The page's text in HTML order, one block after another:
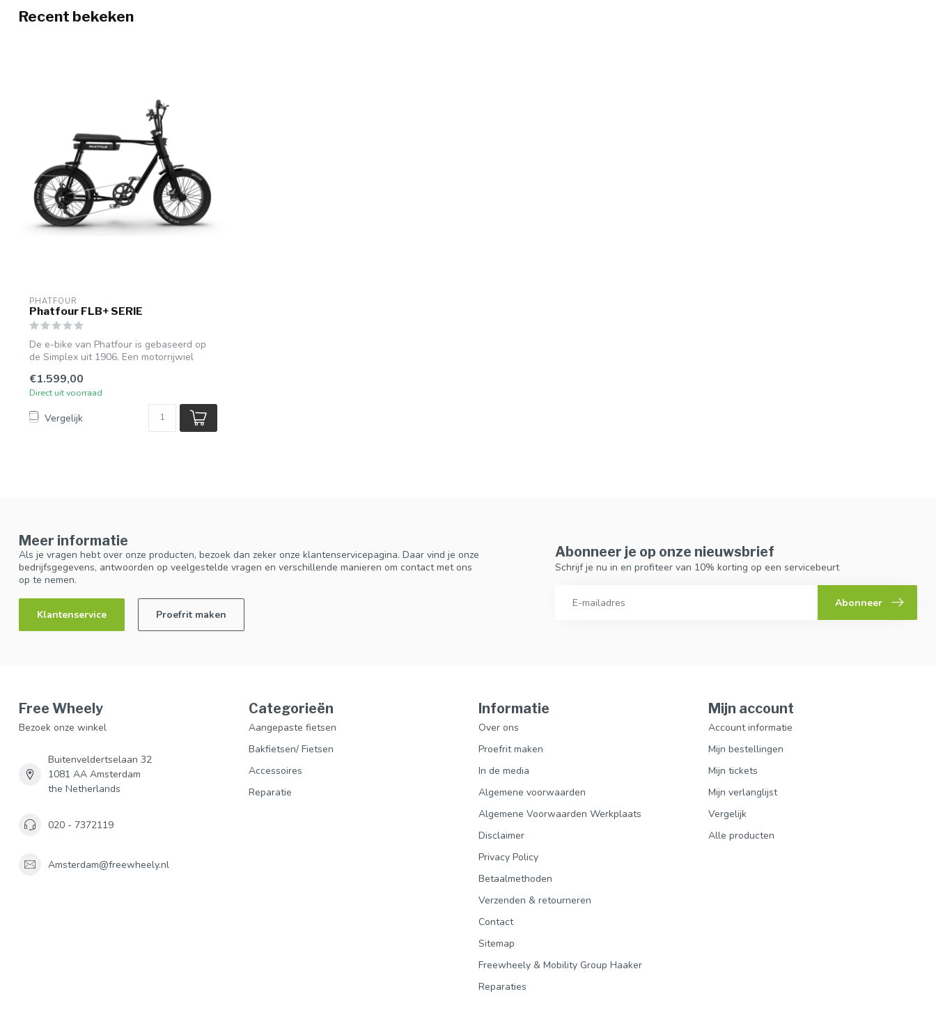
Recent bekeken
PHATFOUR
Phatfour FLB+ SERIE
De e-bike van Phatfour is gebaseerd op
de Simplex uit 1906. Een motorrijwiel
€1.599,00
Direct uit voorraad
Vergelijk
Meer informatie
Als je vragen hebt over onze producten, bezoek dan zeker onze klantenservicepagina. Daar vind je onze
bedrijfsgegevens, antwoorden op veelgestelde vragen en verschillende manieren om contact met ons
op te nemen.
Klantenservice Proefrit maken
Abonneer je op onze nieuwsbrief
Schrijf je nu in en profiteer van 10% korting op een servicebeurt
Abonneer
Free Wheely
Bezoek onze winkel
Buitenveldertselaan 32
1081 AA Amsterdam
the Netherlands
020 - 7372119
Amsterdam@freewheely.nl
Categorieën
Aangepaste fietsen
Bakfietsen/ Fietsen
Accessoires
Reparatie
Informatie
Over ons
Proefrit maken
In de media
Algemene voorwaarden
Algemene Voorwaarden Werkplaats
Disclaimer
Privacy Policy
Betaalmethoden
Verzenden & retourneren
Contact
Sitemap
Freewheely & Mobility Group Haaker
Reparaties
Mijn account
Account informatie
Mijn bestellingen
Mijn tickets
Mijn verlanglijst
Vergelijk
Alle producten